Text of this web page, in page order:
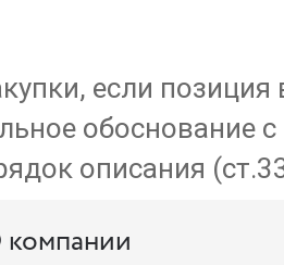
если позиция
обоснование
описания